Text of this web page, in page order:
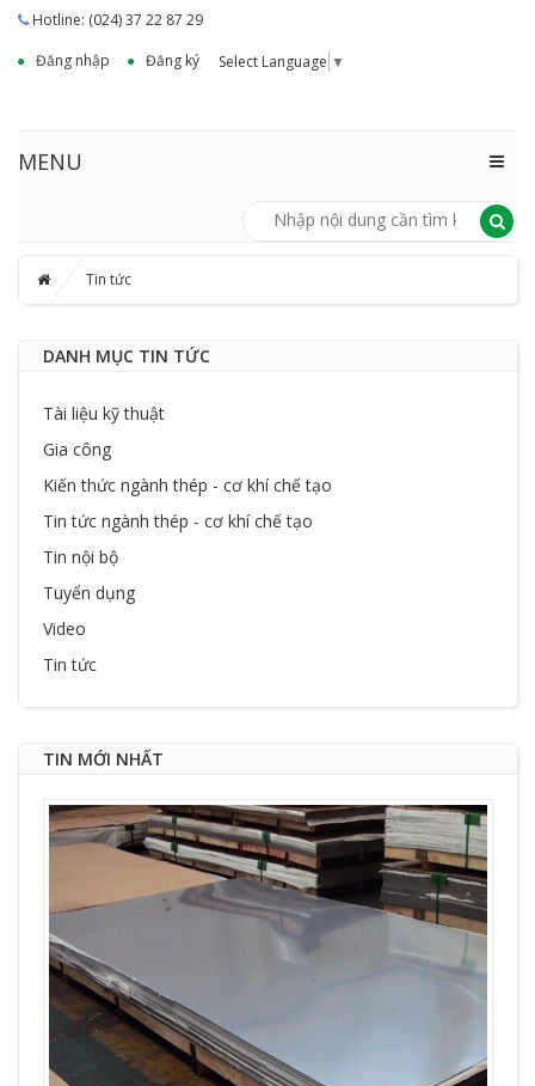
Hotline: (024) 37 22 87 29
Đăng nhập
Đăng ký Select Language ▼
MENU
Tin tức
DANH MỤC TIN TỨC
Tài liệu kỹ thuật
Gia công
Kiến thức ngành thép - cơ khí chế tạo
Tin tức ngành thép - cơ khí chế tạo
Tin nội bộ
Tuyển dụng
Video
Tin tức
TIN MỚI NHẤT